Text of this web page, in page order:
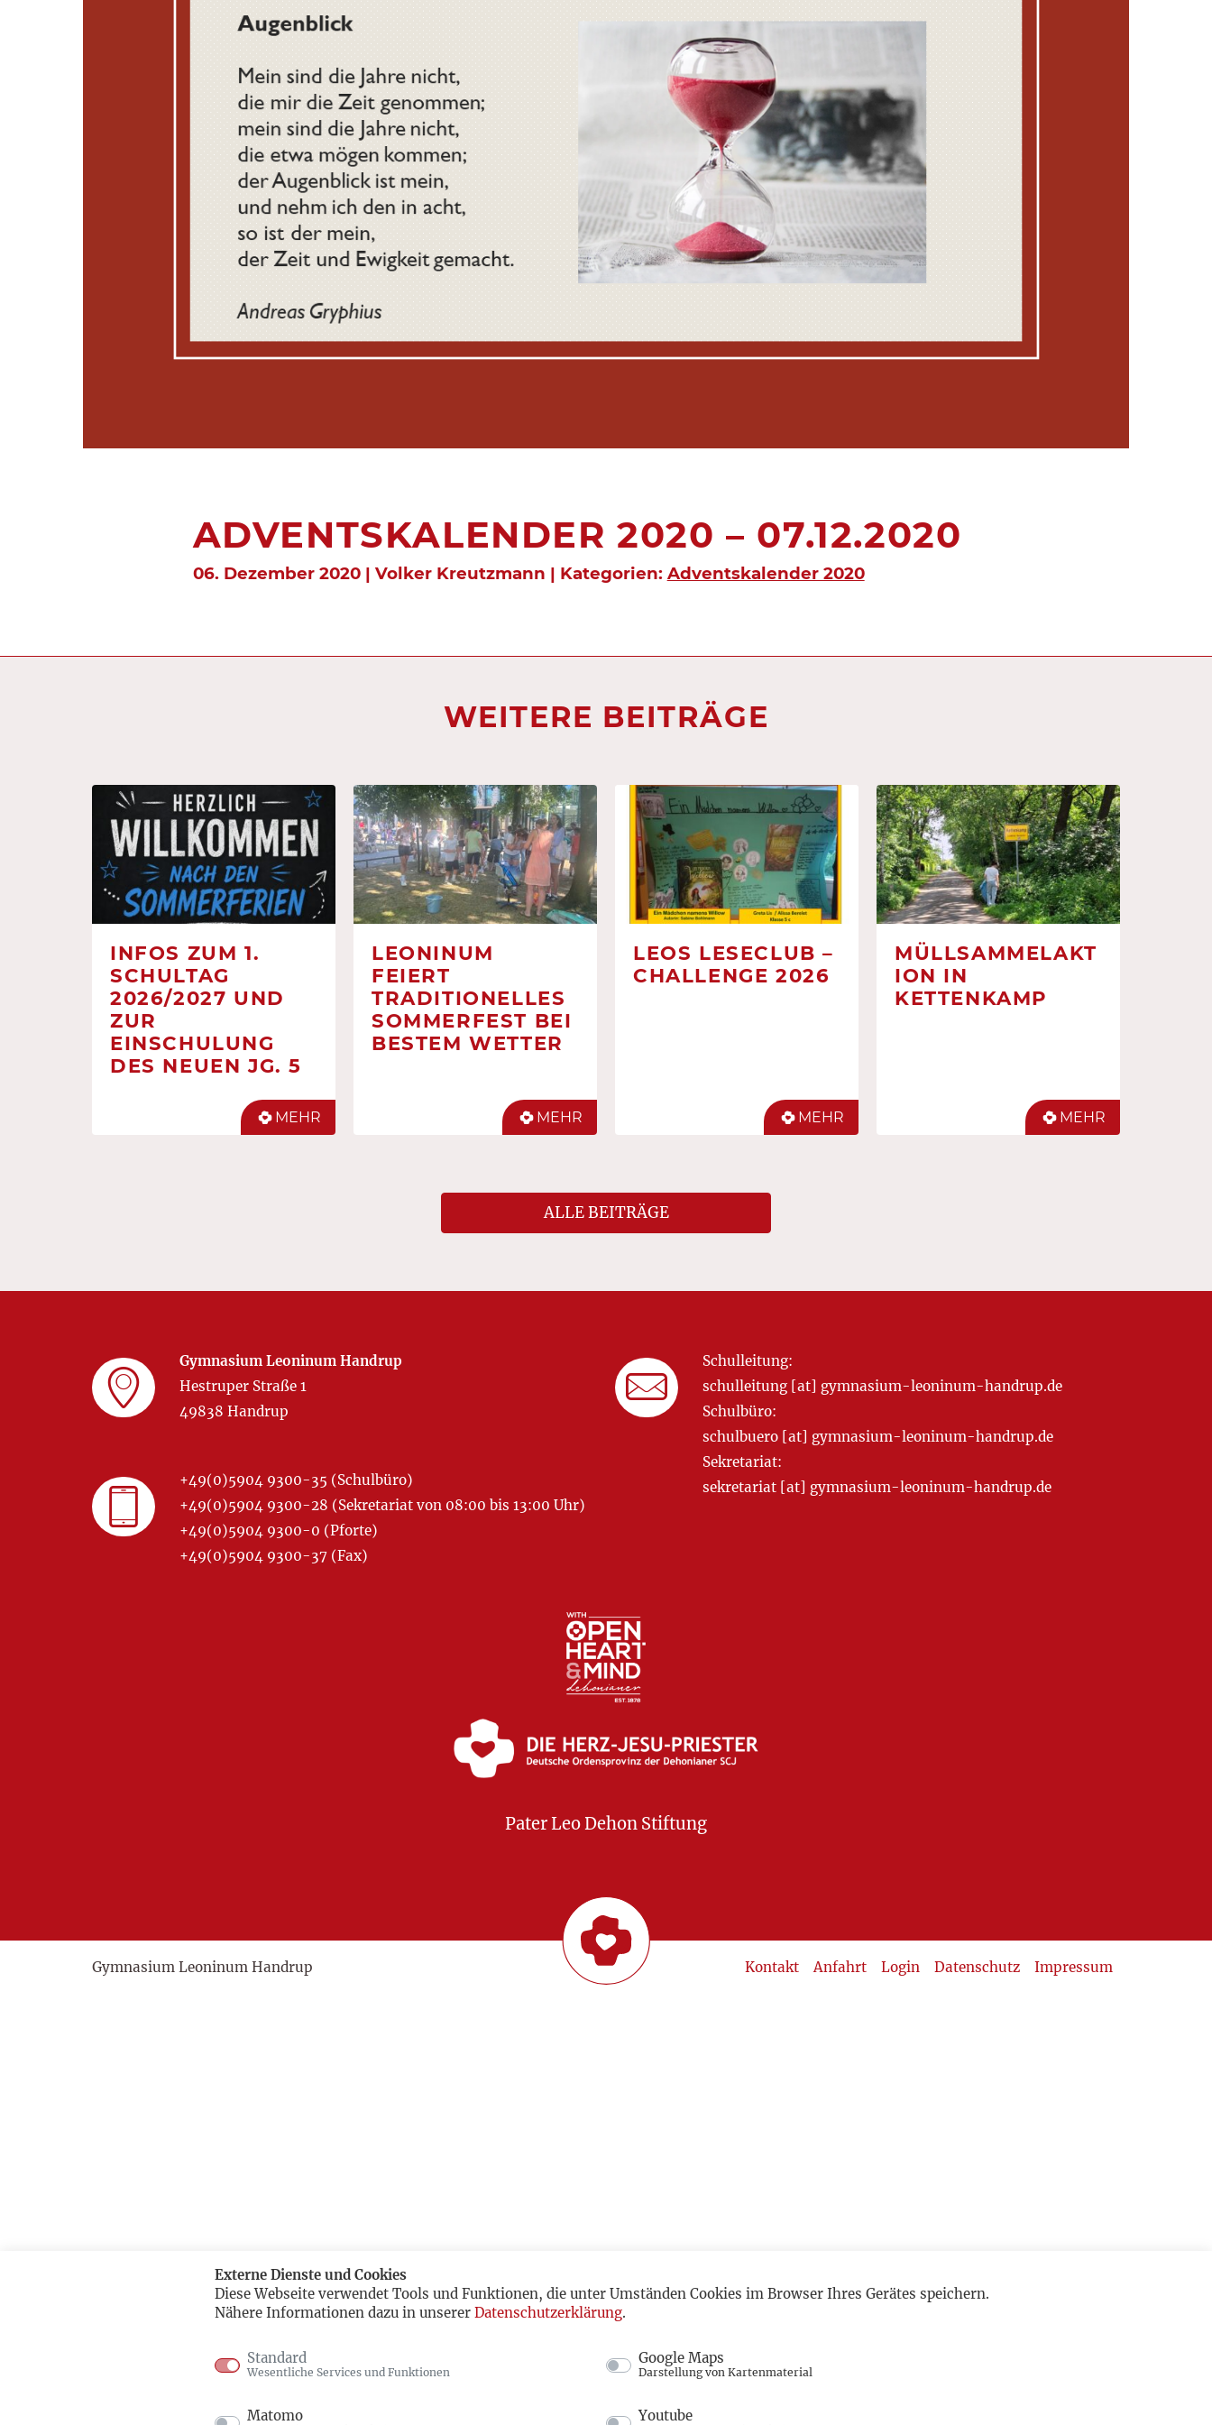
ADVENTSKALENDER 2020 – 07.12.2020
06. Dezember 2020 | Volker Kreutzmann | Kategorien: Adventskalender 2020
WEITERE BEITRÄGE
INFOS ZUM 1.
SCHULTAG
2026/2027 UND
ZUR
EINSCHULUNG
DES NEUEN JG. 5
MEHR
LEONINUM
FEIERT
TRADITIONELLES
SOMMERFEST BEI
BESTEM WETTER
MEHR
LEOS LESECLUB –
CHALLENGE 2026
MEHR
MÜLLSAMMELAKT
ION IN
KETTENKAMP
MEHR
ALLE BEITRÄGE
Gymnasium Leoninum Handrup
Hestruper Straße 1
49838 Handrup
+49(0)5904 9300-35 (Schulbüro)
+49(0)5904 9300-28 (Sekretariat von 08:00 bis 13:00 Uhr)
+49(0)5904 9300-0 (Pforte)
+49(0)5904 9300-37 (Fax)
Schulleitung:
schulleitung [at] gymnasium-leoninum-handrup.de
Schulbüro:
schulbuero [at] gymnasium-leoninum-handrup.de
Sekretariat:
sekretariat [at] gymnasium-leoninum-handrup.de
Pater Leo Dehon Stiftung
Kontakt Anfahrt Login Datenschutz Impressum
Gymnasium Leoninum Handrup
Externe Dienste und Cookies
Diese Webseite verwendet Tools und Funktionen, die unter Umständen Cookies im Browser Ihres Gerätes speichern.
Nähere Informationen dazu in unserer Datenschutzerklärung.
Standard
Wesentliche Services und Funktionen
Google Maps
Darstellung von Kartenmaterial
Matomo Youtube